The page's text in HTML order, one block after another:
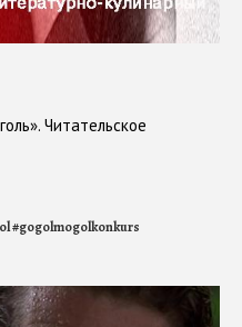
Читательское
#gogolmogolkonkurs